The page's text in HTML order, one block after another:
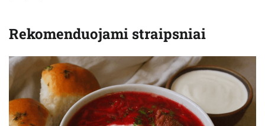
Rekomenduojami straipsniai